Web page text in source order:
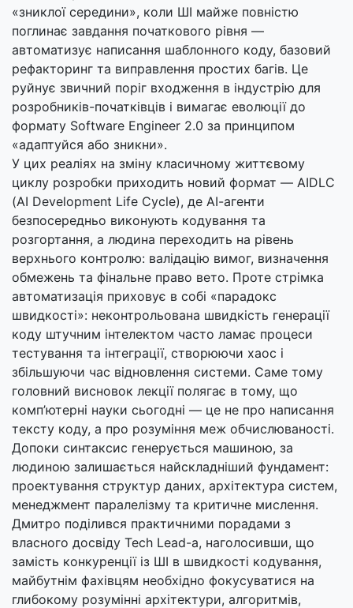
«зниклої середини», коли ШІ майже повністю
поглинає завдання початкового рівня —
автоматизує написання шаблонного коду, базовий
рефакторинг та виправлення простих багів. Це
руйнує звичний поріг входження в індустрію для
розробників-початківців і вимагає еволюції до
формату Software Engineer 2.0 за принципом
«адаптуйся або зникни».
У цих реаліях на зміну класичному життєвому
циклу розробки приходить новий формат — AIDLC
(AI Development Life Cycle), де АІ-агенти
безпосередньо виконують кодування та
розгортання, а людина переходить на рівень
верхнього контролю: валідацію вимог, визначення
обмежень та фінальне право вето. Проте стрімка
автоматизація приховує в собі «парадокс
швидкості»: неконтрольована швидкість генерації
коду штучним інтелектом часто ламає процеси
тестування та інтеграції, створюючи хаос і
збільшуючи час відновлення системи. Саме тому
головний висновок лекції полягає в тому, що
комп’ютерні науки сьогодні — це не про написання
тексту коду, а про розуміння меж обчислюваності.
Допоки синтаксис генерується машиною, за
людиною залишається найскладніший фундамент:
проектування структур даних, архітектура систем,
менеджмент паралелізму та критичне мислення.
Дмитро поділився практичними порадами з
власного досвіду Tech Lead-а, наголосивши, що
замість конкуренції із ШІ в швидкості кодування,
майбутнім фахівцям необхідно фокусуватися на
глибокому розумінні архітектури, алгоритмів,